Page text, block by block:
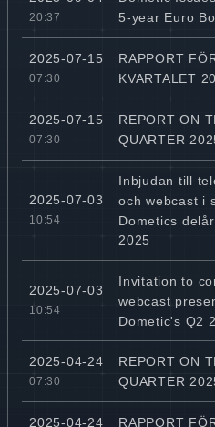
20:37
5-year Euro
2025-07-15
07:30
RAPPORT
KVARTALET
2025-07-15
07:30
REPORT ON
QUARTER
2025-07-03
10:54
Inbjudan till
och webcast i
Dometics
2025
2025-07-03
10:54
Invitation to
webcast
Dometic's Q2
2025-04-24
07:30
REPORT ON
QUARTER
2025-04-24
RAPPORT